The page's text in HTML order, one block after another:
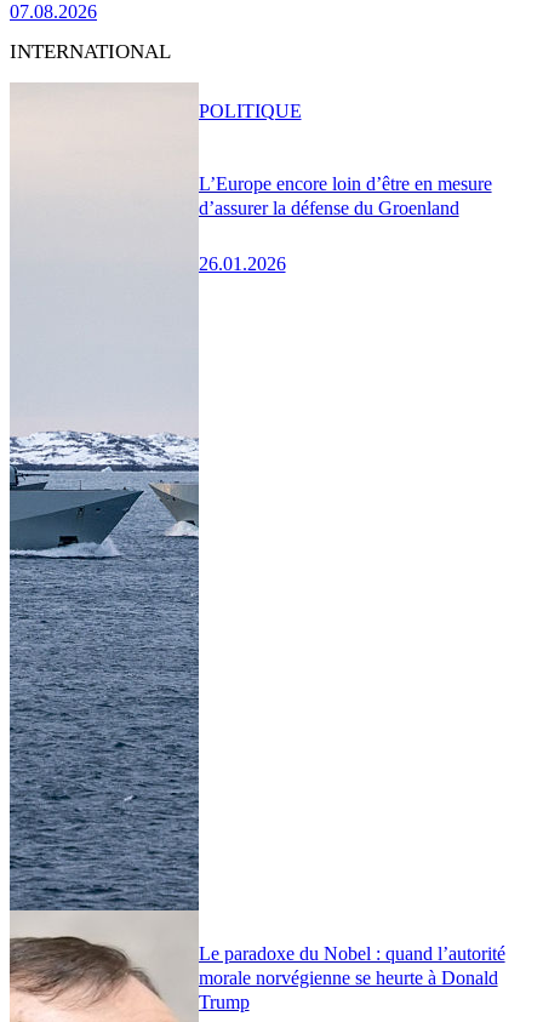
07.08.2026
INTERNATIONAL
L’Europe encore loin d’être en mesure
d’assurer la défense du Groenland
26.01.2026
POLITIQUE
Le paradoxe du Nobel : quand l’autorité
morale norvégienne se heurte à Donald
Trump